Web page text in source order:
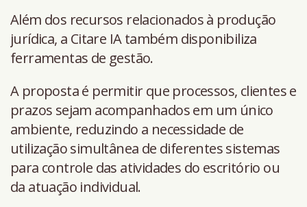
Além dos recursos relacionados à produção
jurídica, a Citare IA também disponibiliza
ferramentas de gestão.
A proposta é permitir que processos, clientes e
prazos sejam acompanhados em um único
ambiente, reduzindo a necessidade de
utilização simultânea de diferentes sistemas
para controle das atividades do escritório ou
da atuação individual.